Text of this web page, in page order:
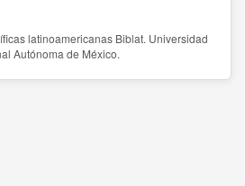
latinoamericanas Biblat. Universidad
Autónoma de México.